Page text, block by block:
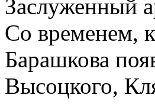
Заслуженный
Со временем,
Барашкова
Высоцкого,